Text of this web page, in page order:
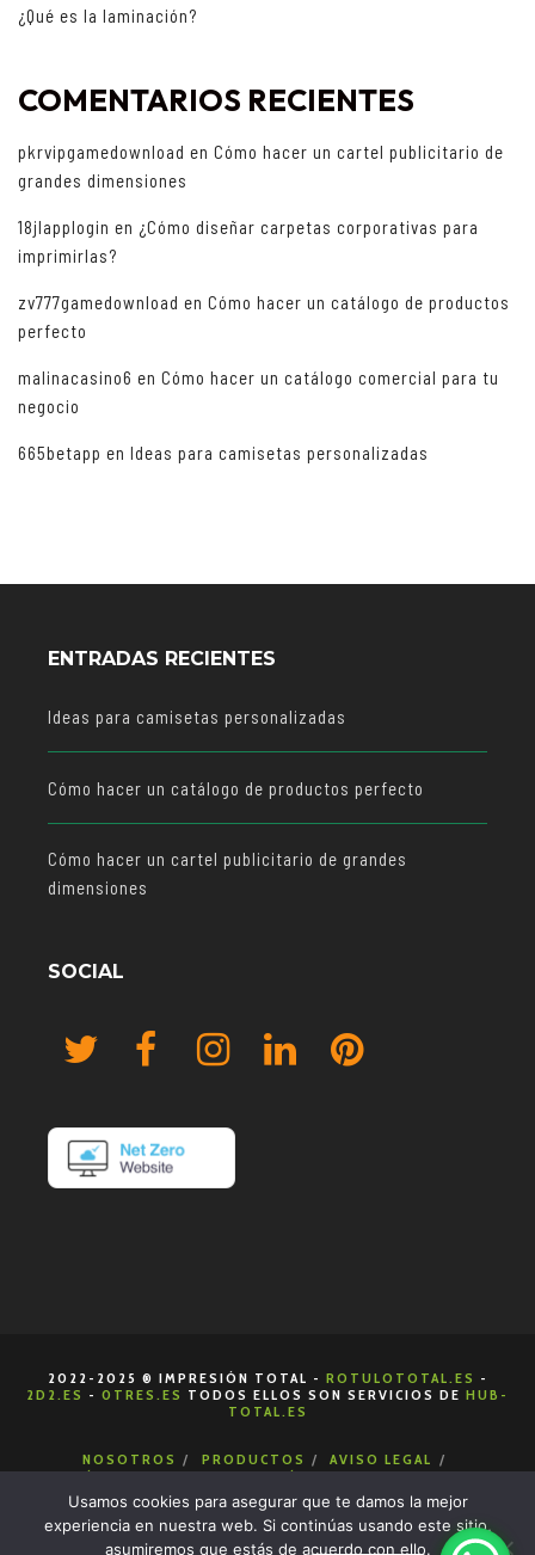
¿Qué es la laminación?
COMENTARIOS RECIENTES
pkrvipgamedownload en Cómo hacer un cartel publicitario de
grandes dimensiones
18jlapplogin en ¿Cómo diseñar carpetas corporativas para
imprimirlas?
zv777gamedownload en Cómo hacer un catálogo de productos
perfecto
malinacasino6 en Cómo hacer un catálogo comercial para tu
negocio
665betapp en Ideas para camisetas personalizadas
ENTRADAS RECIENTES
Ideas para camisetas personalizadas
Cómo hacer un catálogo de productos perfecto
Cómo hacer un cartel publicitario de grandes
dimensiones
SOCIAL
2022-2025 ® IMPRESIÓN TOTAL - ROTULOTOTAL.ES -
2D2.ES - 0TRES.ES TODOS ELLOS SON SERVICIOS DE HUB-
TOTAL.ES
NOSOTROS PRODUCTOS
AVISO LEGAL
POLÍTICA DE COOKIES
POLÍTICA DE PRIVACIDAD
CONDICIONES DE VENTA
CONTACTA
Usamos cookies para asegurar que te damos la mejor
experiencia en nuestra web. Si continúas usando este sitio,
asumiremos que estás de acuerdo con ello.